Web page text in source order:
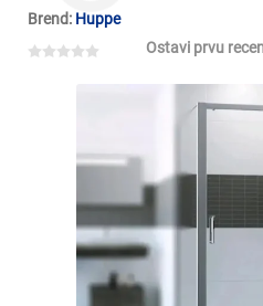
Brend: Huppe
Ostavi prvu